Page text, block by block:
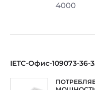
4000
IETC-Офис-109073-36-